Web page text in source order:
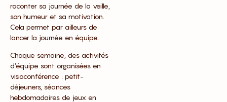
raconter sa journée de la veille,
son humeur et sa motivation.
Cela permet par ailleurs de
lancer la journée en équipe.
Chaque semaine, des activités
d’équipe sont organisées en
visioconférence : petit-
déjeuners, séances
hebdomadaires de jeux en